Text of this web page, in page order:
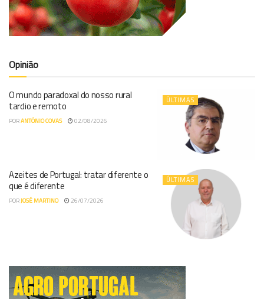
Opinião
ÚLTIMAS
O mundo paradoxal do nosso rural
tardio e remoto
PORANTÓNIO COVAS 02/08/2026
ÚLTIMAS
Azeites de Portugal: tratar diferente o
que é diferente
PORJOSÉ MARTINO 26/07/2026